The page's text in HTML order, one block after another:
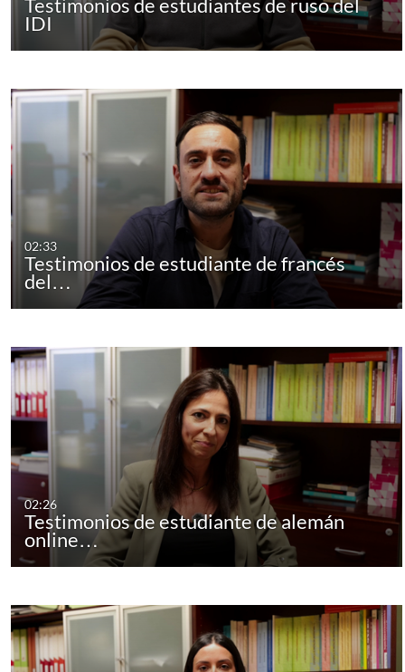
Testimonios de estudiantes de ruso del
IDI
02:33
Testimonios de estudiante de francés
del…
02:26
Testimonios de estudiante de alemán
online…